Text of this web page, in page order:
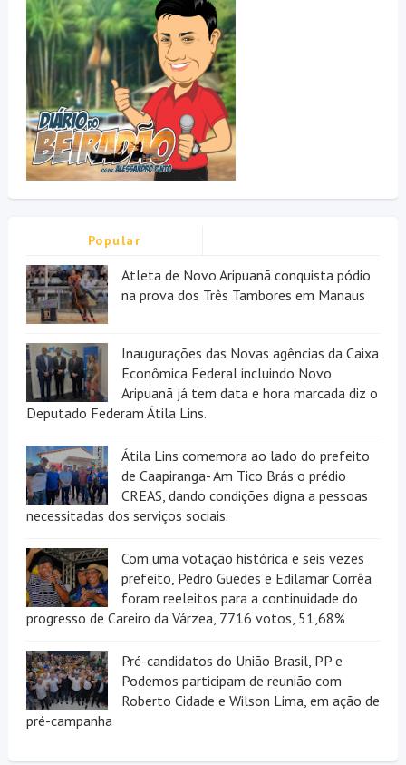
Popular
Atleta de Novo Aripuanã conquista pódio
na prova dos Três Tambores em Manaus
Inaugurações das Novas agências da Caixa
Econômica Federal incluindo Novo
Aripuanã já tem data e hora marcada diz o
Deputado Federam Átila Lins.
Átila Lins comemora ao lado do prefeito
de Caapiranga- Am Tico Brás o prédio
CREAS, dando condições digna a pessoas
necessitadas dos serviços sociais.
Com uma votação histórica e seis vezes
prefeito, Pedro Guedes e Edilamar Corrêa
foram reeleitos para a continuidade do
progresso de Careiro da Várzea, 7716 votos, 51,68%
Pré-candidatos do União Brasil, PP e
Podemos participam de reunião com
Roberto Cidade e Wilson Lima, em ação de
pré-campanha